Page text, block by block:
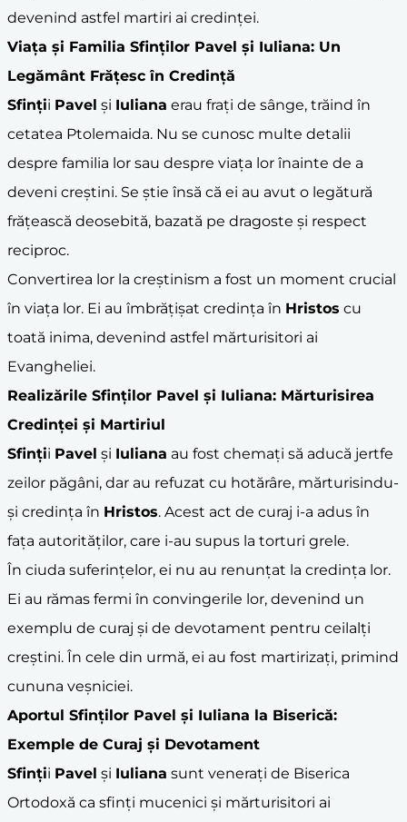
devenind astfel martiri ai credinței.
Viața și Familia Sfinților Pavel și Iuliana: Un
Legământ Frățesc în Credință
Sfinții Pavel și Iuliana erau frați de sânge, trăind în
cetatea Ptolemaida. Nu se cunosc multe detalii
despre familia lor sau despre viața lor înainte de a
deveni creștini. Se știe însă că ei au avut o legătură
frățească deosebită, bazată pe dragoste și respect
reciproc.
Convertirea lor la creștinism a fost un moment crucial
în viața lor. Ei au îmbrățișat credința în Hristos cu
toată inima, devenind astfel mărturisitori ai
Evangheliei.
Realizările Sfinților Pavel și Iuliana: Mărturisirea
Credinței și Martiriul
Sfinții Pavel și Iuliana au fost chemați să aducă jertfe
zeilor păgâni, dar au refuzat cu hotărâre, mărturisindu-
și credința în Hristos. Acest act de curaj i-a adus în
fața autorităților, care i-au supus la torturi grele.
În ciuda suferințelor, ei nu au renunțat la credința lor.
Ei au rămas fermi în convingerile lor, devenind un
exemplu de curaj și de devotament pentru ceilalți
creștini. În cele din urmă, ei au fost martirizați, primind
cununa veșniciei.
Aportul Sfinților Pavel și Iuliana la Biserică:
Exemple de Curaj și Devotament
Sfinții Pavel și Iuliana sunt venerați de Biserica
Ortodoxă ca sfinți mucenici și mărturisitori ai